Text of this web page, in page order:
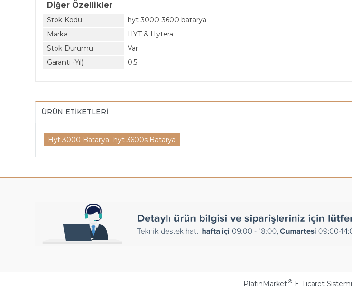
Diğer Özellikler
Stok Kodu
hyt 3000-3600 batarya
Marka
HYT & Hytera
Stok Durumu
Var
Garanti (Yıl)
0,5
ÜRÜN ETIKETLERI
Hyt 3000 Batarya -hyt 3600s Batarya
PlatinMarket® E-Ticaret Sistemi